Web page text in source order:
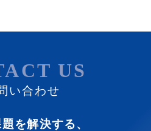
US
い合わせ
を解決する、